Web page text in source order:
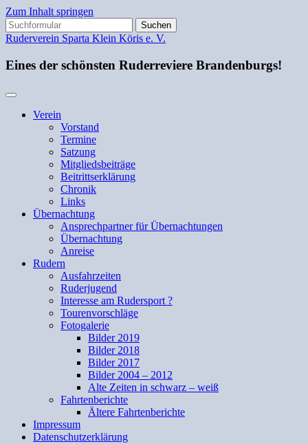
Zum Inhalt springen
Suchen
nach:
Ruderverein Sparta Klein Köris e. V.
Eines der schönsten Ruderreviere Brandenburgs!
Verein
Vorstand
Termine
Satzung
Mitgliedsbeiträge
Beitrittserklärung
Chronik
Links
Übernachtung
Ansprechpartner für Übernachtungen
Übernachtung
Anreise
Rudern
Ausfahrzeiten
Ruderjugend
Interesse am Rudersport ?
Tourenvorschläge
Fotogalerie
Bilder 2019
Bilder 2018
Bilder 2017
Bilder 2004 – 2012
Alte Zeiten in schwarz – weiß
Fahrtenberichte
Ältere Fahrtenberichte
Impressum
Datenschutzerklärung